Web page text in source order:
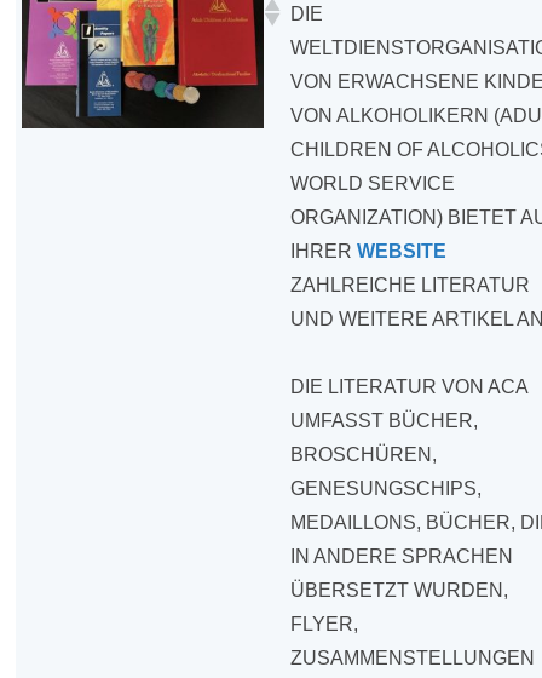
DIE
VON ERWACHSENE
VON ALKOHOLIKERN
CHILDREN OF
WORLD SERVICE
ORGANIZATION) BIETET
IHRERWEBSITE
ZAHLREICHE LITERATUR
UND WEITERE ARTIKEL
DIE LITERATUR VON ACA
UMFASST BÜCHER,
BROSCHÜREN,
GENESUNGSCHIPS,
MEDAILLONS, BÜCHER,
IN ANDERE SPRACHEN
ÜBERSETZT WURDEN,
FLYER,
ZUSAMMENSTELLUNGEN